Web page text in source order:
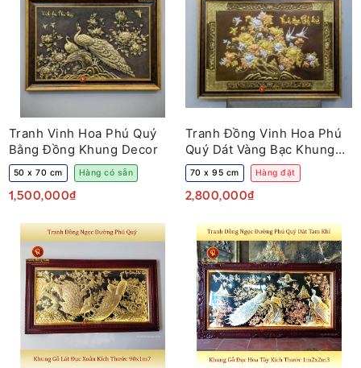
Tranh Vinh Hoa Phú Quý
Bằng Đồng Khung Decor
50 x 70 cm Hàng có sẵn
1,500,000₫
Tranh Đồng Vinh Hoa Phú
Quý Dát Vàng Bạc Khung
Hiện Đại
70 x 95 cm Hàng đặt
2,800,000₫